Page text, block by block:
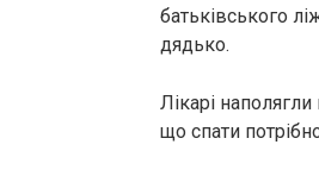
батьківського
дядько.
Лікарі
що спати